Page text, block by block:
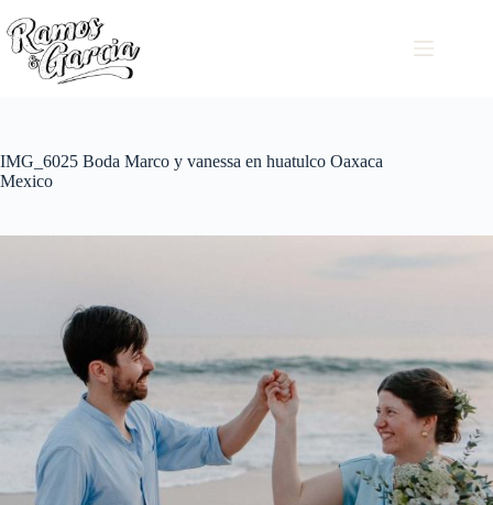
IMG_6025 Boda Marco y vanessa en huatulco Oaxaca
Mexico